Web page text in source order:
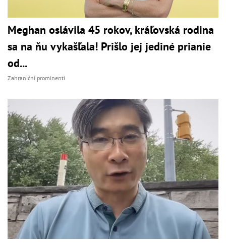
Meghan oslávila 45 rokov, kráľovská rodina
sa na ňu vykašľala! Prišlo jej jediné prianie
od...
Zahraniční prominenti